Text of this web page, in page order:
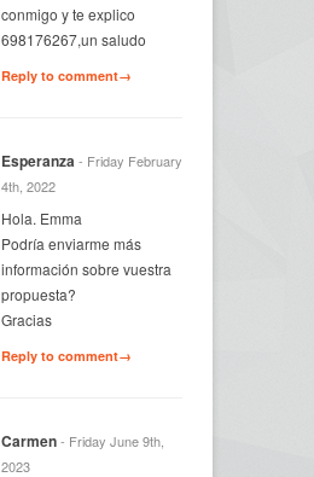
conmigo y te explico
698176267,un saludo
Reply to comment→
Esperanza- Friday February
4th, 2022
Hola. Emma
Podría enviarme más
información sobre vuestra
propuesta?
Gracias
Reply to comment→
Carmen- Friday June 9th,
2023